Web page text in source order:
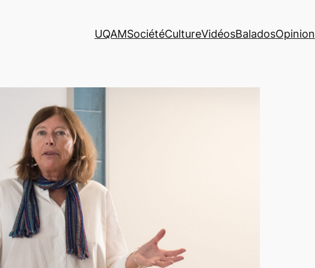
UQAMSociétéCultureVidéosBaladosOpinion